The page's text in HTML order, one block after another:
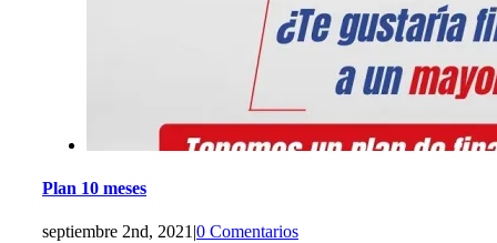
Plan 10 meses
septiembre 2nd, 2021 |0 Comentarios